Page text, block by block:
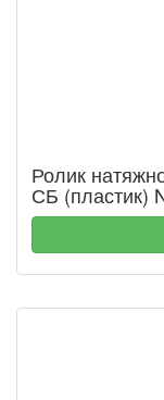
Ролик
СБ (пластик)